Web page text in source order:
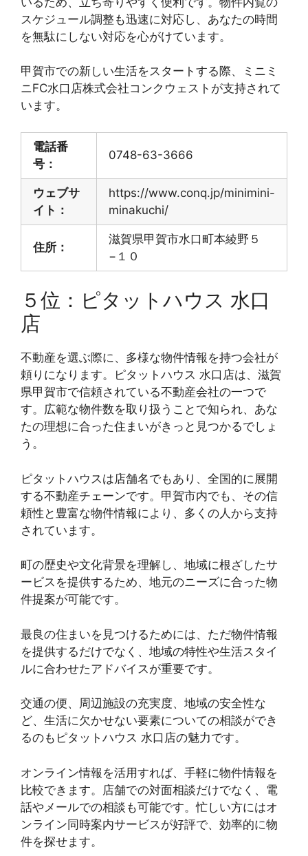
スケジュール調整も迅速に対応し、あなたの時間
を無駄にしない対応を心がけています。
甲賀市での新しい生活をスタートする際、ミニミ
ニFC水口店株式会社コンクウェストが支持されて
います。
電話番
号：
0748-63-3666
ウェブサ
イト：
https://www.conq.jp/minimini-
minakuchi/
住所：
滋賀県甲賀市水口町本綾野５
−１０
５位：ピタットハウス 水口
店
不動産を選ぶ際に、多様な物件情報を持つ会社が
頼りになります。ピタットハウス 水口店は、滋賀
県甲賀市で信頼されている不動産会社の一つで
す。広範な物件数を取り扱うことで知られ、あな
たの理想に合った住まいがきっと見つかるでしょ
う。
ピタットハウスは店舗名でもあり、全国的に展開
する不動産チェーンです。甲賀市内でも、その信
頼性と豊富な物件情報により、多くの人から支持
されています。
町の歴史や文化背景を理解し、地域に根ざしたサ
ービスを提供するため、地元のニーズに合った物
件提案が可能です。
最良の住まいを見つけるためには、ただ物件情報
を提供するだけでなく、地域の特性や生活スタイ
ルに合わせたアドバイスが重要です。
交通の便、周辺施設の充実度、地域の安全性な
ど、生活に欠かせない要素についての相談ができ
るのもピタットハウス 水口店の魅力です。
オンライン情報を活用すれば、手軽に物件情報を
比較できます。店舗での対面相談だけでなく、電
話やメールでの相談も可能です。忙しい方にはオ
ンライン同時案内サービスが好評で、効率的に物
件を探せます。